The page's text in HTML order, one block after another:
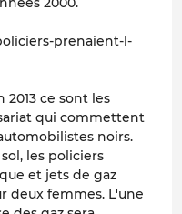
prenaient-l-
2013 ce sont les
qui commettent
noirs.
les policiers
et jets de gaz
deux femmes. L'une